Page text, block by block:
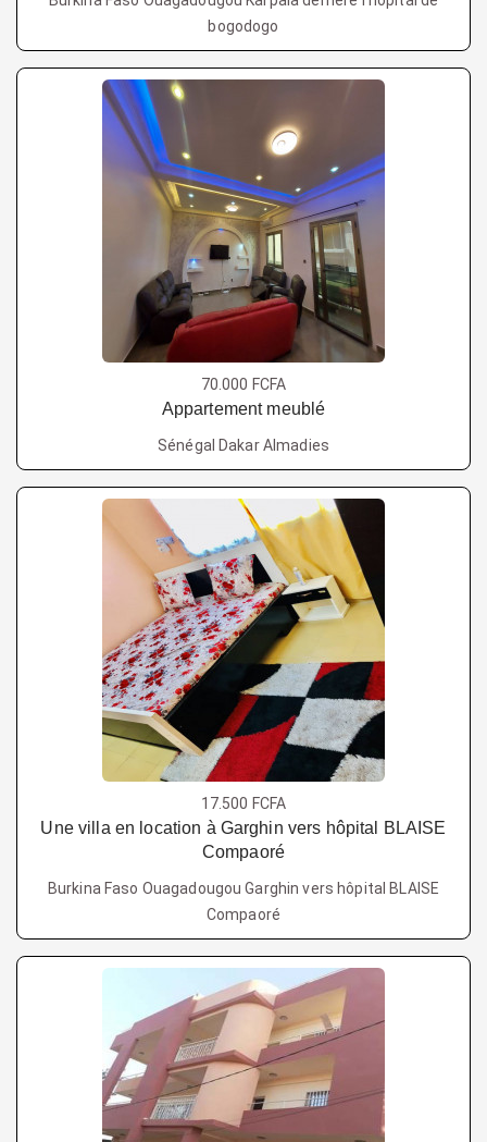
bogodogo
70.000 FCFA
Appartement meublé
Sénégal Dakar Almadies
17.500 FCFA
Une villa en location à Garghin vers hôpital BLAISE
Compaoré
Burkina Faso Ouagadougou Garghin vers hôpital BLAISE
Compaoré